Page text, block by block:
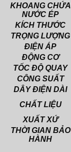
[Chính
Hãng]
-
Nội
địa
Hàn
Quốc
số
lượng
KHOANG CHỨA
NƯỚC ÉP
KÍCH THƯỚC
TRỌNG LƯỢNG
ĐIỆN ÁP
ĐỘNG CƠ
TỐC ĐỘ QUAY
CÔNG SUẤT
DÂY ĐIỆN DÀI
CHẤT LIỆU
XUẤT XỨ
THỜI GIAN BẢO
HÀNH